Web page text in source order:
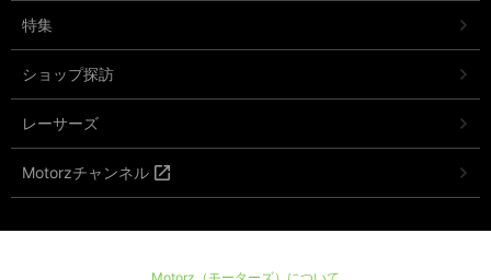
特集
ショップ探訪
レーサーズ
Motorzチャンネル